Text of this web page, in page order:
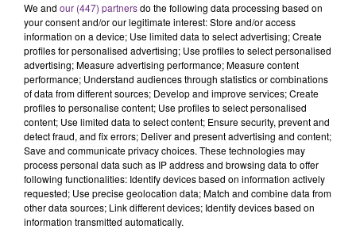
LE MAGASIN JOUÉCLUB DE REIMS FERME
SES PORTES
C'était l'une des institutions du centre-ville
rémois. Le magasin JouéClub est contraint de
fermer ses portes.
TITRES DIFFUSÉS
8h47
8h47 8h44
8h44
We and our (447) partnersdo the following data processing based on
your consent and/or our legitimate interest: Store and/or access
information on a device; Use limited data to select advertising; Create
profiles for personalised advertising; Use profiles to select personalised
advertising; Measure advertising performance; Measure content
performance; Understand audiences through statistics or combinations
of data from different sources; Develop and improve services; Create
profiles to personalise content; Use profiles to select personalised
content; Use limited data to select content; Ensure security, prevent and
detect fraud, and fix errors; Deliver and present advertising and content;
Save and communicate privacy choices. These technologies may
process personal data such as IP address and browsing data to offer
following functionalities: Identify devices based on information actively
requested; Use precise geolocation data; Match and combine data from
other data sources; Link different devices; Identify devices based on
information transmitted automatically.